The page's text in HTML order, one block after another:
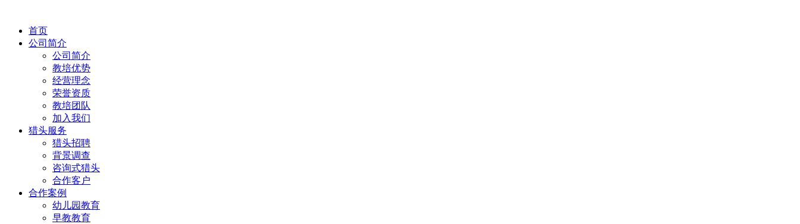
首页
公司简介
公司简介
教培优势
经营理念
荣誉资质
教培团队
加入我们
猎头服务
猎头招聘
背景调查
咨询式猎头
合作客户
合作案例
幼儿园教育
早教教育